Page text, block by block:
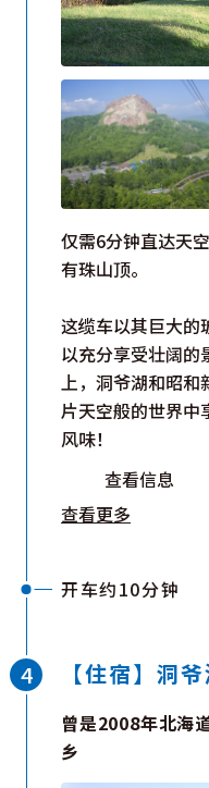
仅需6分钟直达天
有珠山顶。
这缆车以其巨大的
以充分享受壮阔的
上，洞爷湖和昭和
片天空般的世界中
风味！
查看信息
查看更多
开车约10分钟
【住宿】洞
曾是2008年北海
乡